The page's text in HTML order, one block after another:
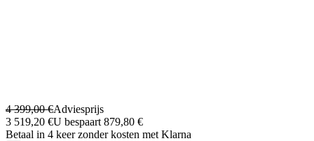
4 399,00 €Adviesprijs
3 519,20 €U bespaart 879,80 €
Betaal in 4 keer zonder kosten met Klarna